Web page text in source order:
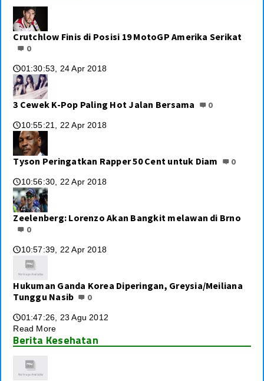
Crutchlow Finis di Posisi 19 MotoGP Amerika Serikat
0
🕔01:30:53, 24 Apr 2018
3 Cewek K-Pop Paling Hot Jalan Bersama 0
🕔10:55:21, 22 Apr 2018
Tyson Peringatkan Rapper 50 Cent untuk Diam 0
🕔10:56:30, 22 Apr 2018
Zeelenberg: Lorenzo Akan Bangkit melawan di Brno
0
🕔10:57:39, 22 Apr 2018
Hukuman Ganda Korea Diperingan, Greysia/Meiliana
Tunggu Nasib
0
🕔01:47:26, 23 Agu 2012
Read More
Berita Kesehatan